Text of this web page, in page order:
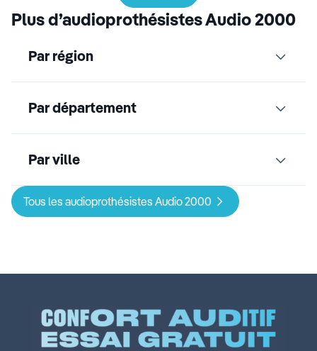
Plus d’audioprothésistes Audio 2000
Par région
Par département
Par ville
Tous les audioprothésistes Audio 2000